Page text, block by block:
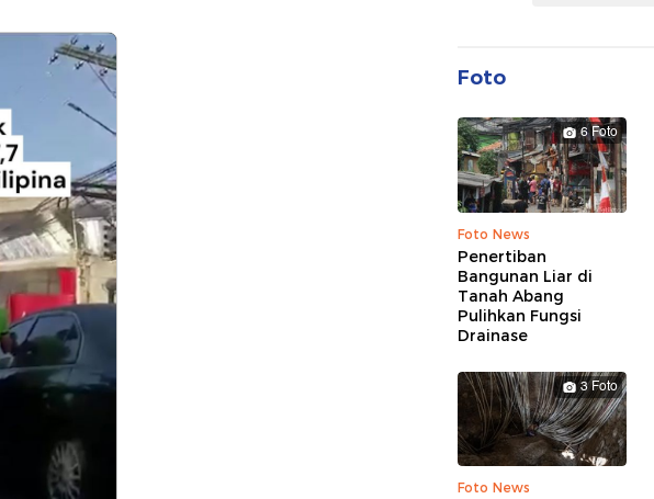
Foto
6 Foto
Foto News
Penertiban
Bangunan Liar di
Tanah Abang
Pulihkan Fungsi
Drainase
3 Foto
Foto News